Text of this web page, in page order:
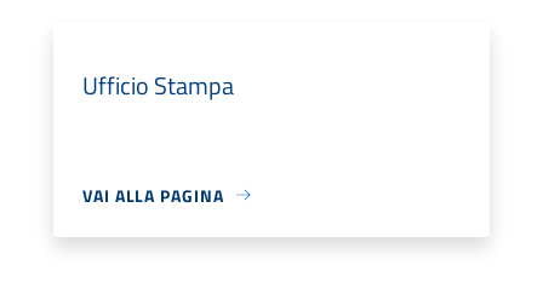
Ufficio Stampa
VAI ALLA PAGINA